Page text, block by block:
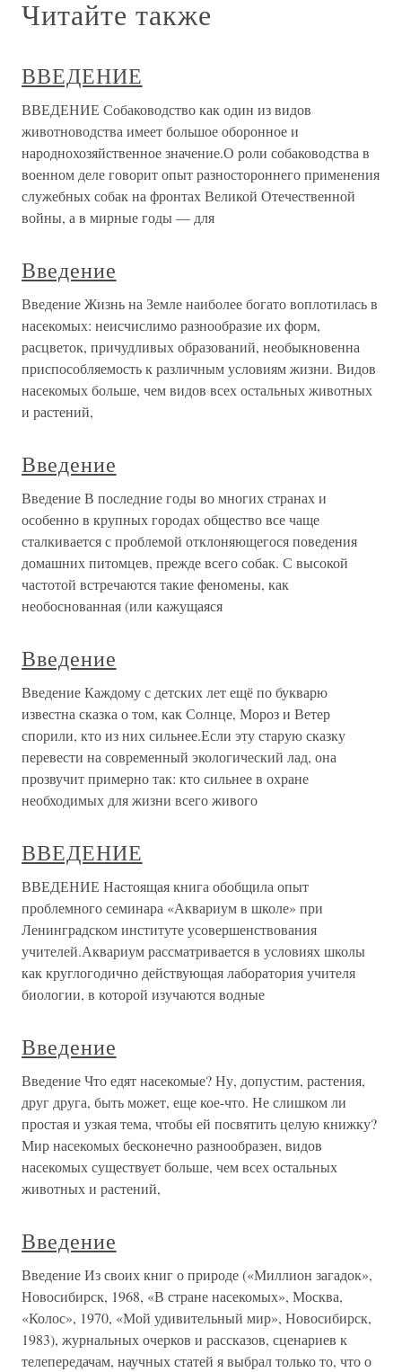
Читайте также
ВВЕДЕНИЕ
ВВЕДЕНИЕ Собаководство как один из видов
животноводства имеет большое оборонное и
народнохозяйственное значение.О роли собаководства в
военном деле говорит опыт разностороннего применения
служебных собак на фронтах Великой Отечественной
войны, а в мирные годы — для
Введение
Введение Жизнь на Земле наиболее богато воплотилась в
насекомых: неисчислимо разнообразие их форм,
расцветок, причудливых образований, необыкновенна
приспособляемость к различным условиям жизни. Видов
насекомых больше, чем видов всех остальных животных
и растений,
Введение
Введение В последние годы во многих странах и
особенно в крупных городах общество все чаще
сталкивается с проблемой отклоняющегося поведения
домашних питомцев, прежде всего собак. С высокой
частотой встречаются такие феномены, как
необоснованная (или кажущаяся
Введение
Введение Каждому с детских лет ещё по букварю
известна сказка о том, как Солнце, Мороз и Ветер
спорили, кто из них сильнее.Если эту старую сказку
перевести на современный экологический лад, она
прозвучит примерно так: кто сильнее в охране
необходимых для жизни всего живого
ВВЕДЕНИЕ
ВВЕДЕНИЕ Настоящая книга обобщила опыт
проблемного семинара «Аквариум в школе» при
Ленинградском институте усовершенствования
учителей.Аквариум рассматривается в условиях школы
как круглогодично действующая лаборатория учителя
биологии, в которой изучаются водные
Введение
Введение Что едят насекомые? Ну, допустим, растения,
друг друга, быть может, еще кое-что. Не слишком ли
простая и узкая тема, чтобы ей посвятить целую книжку?
Мир насекомых бесконечно разнообразен, видов
насекомых существует больше, чем всех остальных
животных и растений,
Введение
Введение Из своих книг о природе («Миллион загадок»,
Новосибирск, 1968, «В стране насекомых», Москва,
«Колос», 1970, «Мой удивительный мир», Новосибирск,
1983), журнальных очерков и рассказов, сценариев к
телепередачам, научных статей я выбрал только то, что о